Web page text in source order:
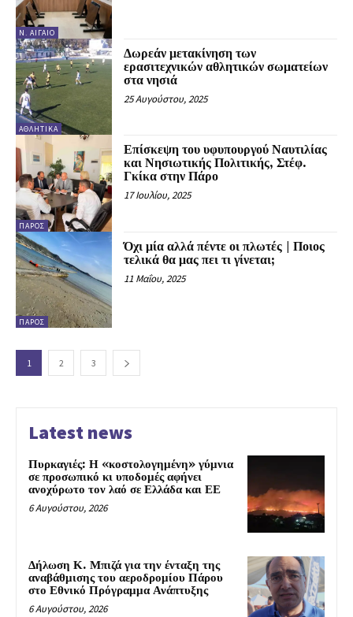
Ν. ΑΙΓΑΊΟ
ΑΘΛΗΤΙΚΆ
Δωρεάν μετακίνηση των
ερασιτεχνικών αθλητικών σωματείων
στα νησιά
25 Αυγούστου, 2025
ΠΆΡΟΣ
Επίσκεψη του υφυπουργού Ναυτιλίας
και Νησιωτικής Πολιτικής, Στέφ.
Γκίκα στην Πάρο
17 Ιουλίου, 2025
ΠΆΡΟΣ
Όχι μία αλλά πέντε οι πλωτές | Ποιος
τελικά θα μας πει τι γίνεται;
11 Μαΐου, 2025
1 2 3
Latest news
Πυρκαγιές: Η «κοστολογημένη» γύμνια
σε προσωπικό κι υποδομές αφήνει
ανοχύρωτο τον λαό σε Ελλάδα και ΕΕ
6 Αυγούστου, 2026
Δήλωση Κ. Μπιζά για την ένταξη της
αναβάθμισης του αεροδρομίου Πάρου
στο Εθνικό Πρόγραμμα Ανάπτυξης
6 Αυγούστου, 2026